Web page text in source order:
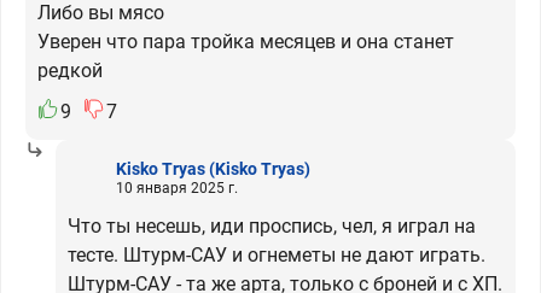
Либо вы мясо
Уверен что пара тройка месяцев и она станет
редкой
9
7
Kisko Tryas(Kisko Tryas)
10 января 2025 г.
Что ты несешь, иди проспись, чел, я играл на
тесте. Штурм-САУ и огнеметы не дают играть.
Штурм-САУ - та же арта, только с броней и с ХП.